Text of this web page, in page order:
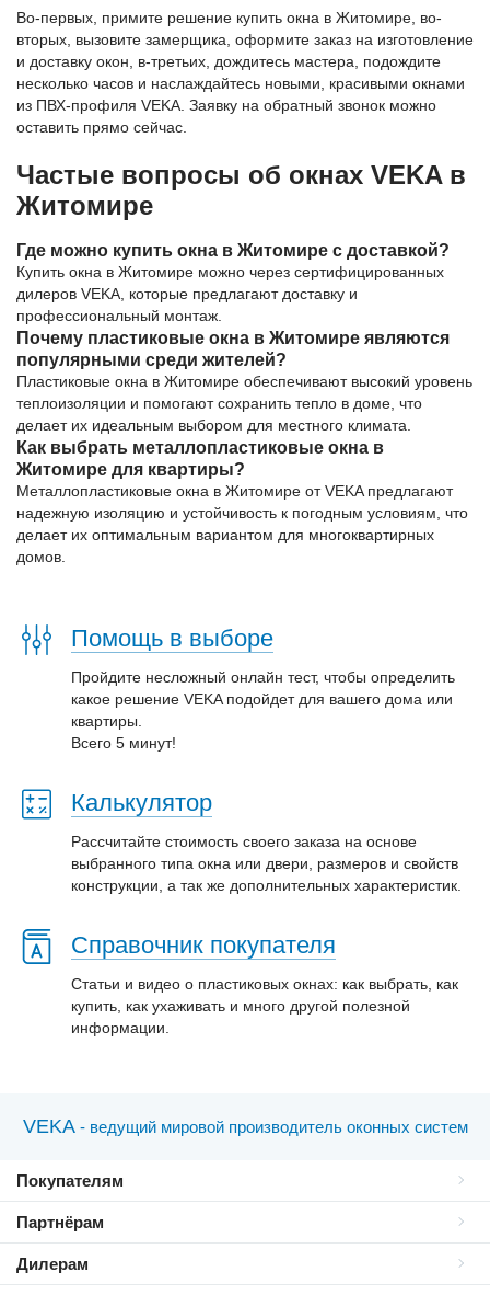
Во-первых, примите решение купить окна в Житомире, во-
вторых, вызовите замерщика, оформите заказ на изготовление
и доставку окон, в-третьих, дождитесь мастера, подождите
несколько часов и наслаждайтесь новыми, красивыми окнами
из ПВХ-профиля VEKA. Заявку на обратный звонок можно
оставить прямо сейчас.
Частые вопросы об окнах VEKA в
Житомире
Где можно купить окна в Житомире с доставкой?
Купить окна в Житомире можно через сертифицированных
дилеров VEKA, которые предлагают доставку и
профессиональный монтаж.
Почему пластиковые окна в Житомире являются
популярными среди жителей?
Пластиковые окна в Житомире обеспечивают высокий уровень
теплоизоляции и помогают сохранить тепло в доме, что
делает их идеальным выбором для местного климата.
Как выбрать металлопластиковые окна в
Житомире для квартиры?
Металлопластиковые окна в Житомире от VEKA предлагают
надежную изоляцию и устойчивость к погодным условиям, что
делает их оптимальным вариантом для многоквартирных
домов.
Помощь в выборе
Пройдите несложный онлайн тест, чтобы определить
какое решение VEKA подойдет для вашего дома или
квартиры.
Всего 5 минут!
Калькулятор
Рассчитайте стоимость своего заказа на основе
выбранного типа окна или двери, размеров и свойств
конструкции, а так же дополнительных характеристик.
Справочник покупателя
Статьи и видео о пластиковых окнах: как выбрать, как
купить, как ухаживать и много другой полезной
информации.
VEKA - ведущий мировой производитель оконных систем
Покупателям
Партнёрам
Дилерам